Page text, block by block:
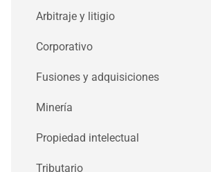
Arbitraje y litigio
Corporativo
Fusiones y adquisiciones
Minería
Propiedad intelectual
Tributario